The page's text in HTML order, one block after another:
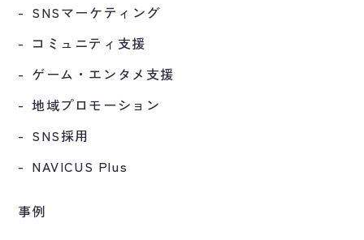
SNSマーケティング
コミュニティ支援
ゲーム・エンタメ支援
地域プロモーション
SNS採用
NAVICUS Plus
事例